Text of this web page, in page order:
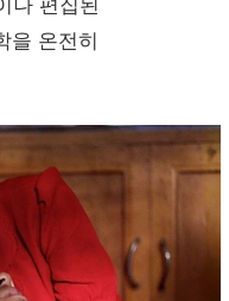
나 편집된
을 온전히